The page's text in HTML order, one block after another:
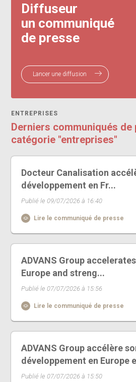
Diffuseur
un communiqué
de presse
Lancer une diffusion
ENTREPRISES
Derniers communiqués de
catégorie "entreprises"
Docteur Canalisation
développement en Fr...
Publié le 09/07/2026 à 16:40
Lire le communiqué de presse
ADVANS Group
Europe and streng...
Publié le 07/07/2026 à 15:56
Lire le communiqué de presse
ADVANS Group accélère
développement en Europe
Publié le 07/07/2026 à 15:50